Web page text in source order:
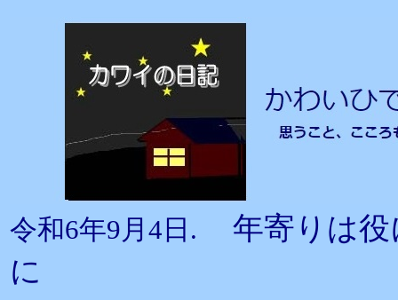
令和6年9月4日.
年寄りは
に